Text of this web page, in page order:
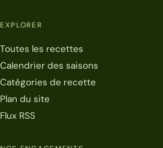
EXPLORER
Toutes les recettes
Calendrier des saisons
Catégories de recette
Plan du site
Flux RSS